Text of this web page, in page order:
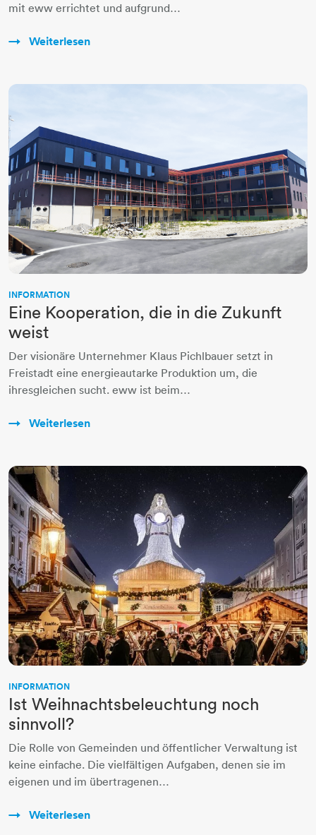
mit eww errichtet und aufgrund…
Weiterlesen
INFORMATION
Eine Kooperation, die in die Zukunft
weist
Der visionäre Unternehmer Klaus Pichlbauer setzt in
Freistadt eine energieautarke Produktion um, die
ihresgleichen sucht. eww ist beim…
Weiterlesen
INFORMATION
Ist Weihnachtsbeleuchtung noch
sinnvoll?
Die Rolle von Gemeinden und öffentlicher Verwaltung ist
keine einfache. Die vielfältigen Aufgaben, denen sie im
eigenen und im übertragenen…
Weiterlesen